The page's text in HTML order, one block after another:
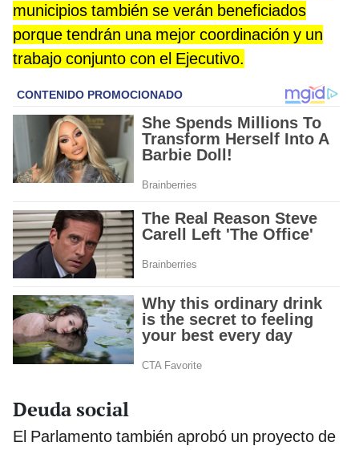
municipios también se verán beneficiados
porque tendrán una mejor coordinación y un
trabajo conjunto con el Ejecutivo.
Deuda social
El Parlamento también aprobó un proyecto de